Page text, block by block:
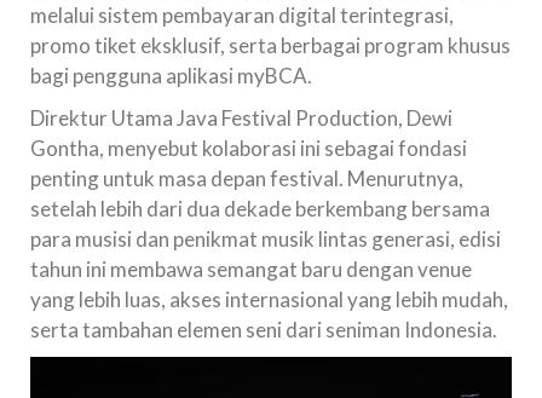
melalui sistem pembayaran digital terintegrasi,
promo tiket eksklusif, serta berbagai program khusus
bagi pengguna aplikasi myBCA.
Direktur Utama Java Festival Production, Dewi
Gontha, menyebut kolaborasi ini sebagai fondasi
penting untuk masa depan festival. Menurutnya,
setelah lebih dari dua dekade berkembang bersama
para musisi dan penikmat musik lintas generasi, edisi
tahun ini membawa semangat baru dengan venue
yang lebih luas, akses internasional yang lebih mudah,
serta tambahan elemen seni dari seniman Indonesia.